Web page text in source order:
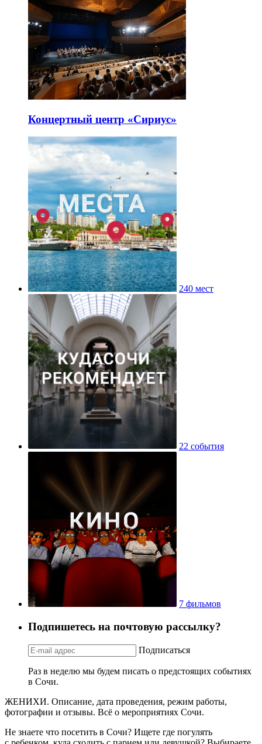
Концертный центр «Сириус»
240 мест
22 события
7 фильмов
Подпишетесь на почтовую рассылку?
Подписаться
Раз в неделю мы будем писать о предстоящих событиях
в Сочи.
ЖЕНИХИ. Описание, дата проведения, режим работы,
фотографии и отзывы. Всё о мероприятиях Сочи.
Не знаете что посетить в Сочи? Ищете где погулять